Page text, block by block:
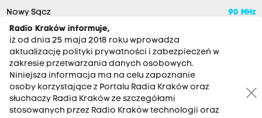
Nowy Sącz 90 MHz
Radio Kraków informuje,
iż od dnia 25 maja 2018 roku wprowadza
aktualizację polityki prywatności i zabezpieczeń w
zakresie przetwarzania danych osobowych.
Niniejsza informacja ma na celu zapoznanie
osoby korzystające z Portalu Radia Kraków oraz
słuchaczy Radia Kraków ze szczegółami
stosowanych przez Radio Kraków technologii oraz